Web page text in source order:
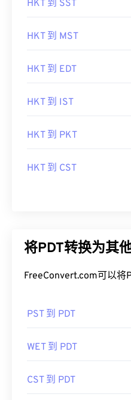
HKT 到 SST
HKT 到 MST
HKT 到 EDT
HKT 到 IST
HKT 到 PKT
HKT 到 CST
将PDT转换为其
FreeConvert.com可以将
PST 到 PDT
WET 到 PDT
CST 到 PDT